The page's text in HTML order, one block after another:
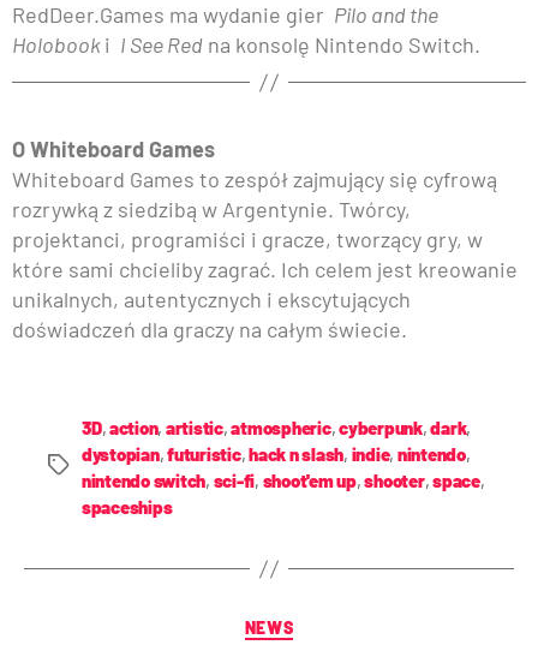
RedDeer.Games ma wydanie gier Pilo and the
Holobooki I See Red na konsolę Nintendo Switch.
O Whiteboard Games
Whiteboard Games to zespół zajmujący się cyfrową
rozrywką z siedzibą w Argentynie. Twórcy,
projektanci, programiści i gracze, tworzący gry, w
które sami chcieliby zagrać. Ich celem jest kreowanie
unikalnych, autentycznych i ekscytujących
doświadczeń dla graczy na całym świecie.
3D,action, artistic,atmospheric,cyberpunk,dark,
dystopian,futuristic,hack n slash, indie, nintendo,
nintendo switch, sci-fi, shoot'em up,shooter,space,
spaceships
NEWS